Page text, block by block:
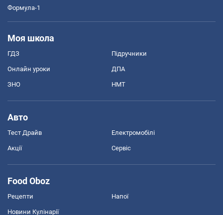
Формула-1
Моя школа
ГДЗ Підручники
Онлайн уроки ДПА
ЗНО НМТ
Авто
Тест Драйв Електромобілі
Акції Сервіс
Food Oboz
Рецепти Напої
Новини Кулінарії